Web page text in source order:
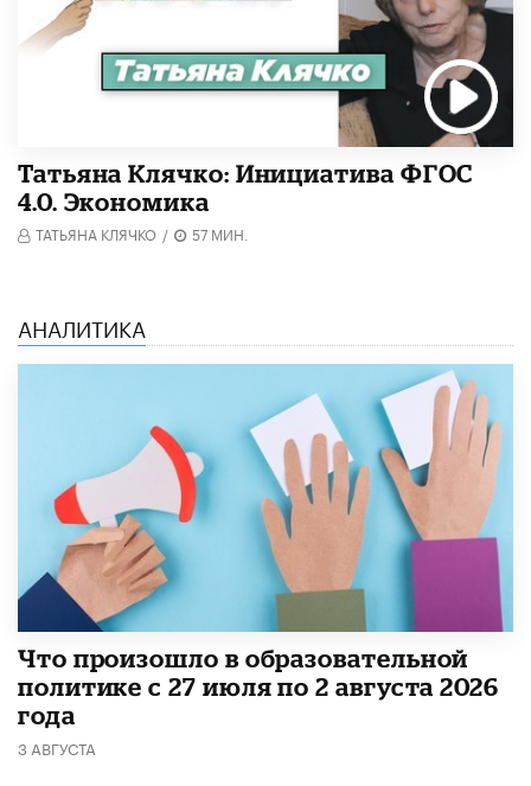
Татьяна Клячко: Инициатива ФГОС
4.0. Экономика
ТАТЬЯНА КЛЯЧКО / 57 МИН.
АНАЛИТИКА
​Что произошло в образовательной
политике с 27 июля по 2 августа 2026
года
3 АВГУСТА